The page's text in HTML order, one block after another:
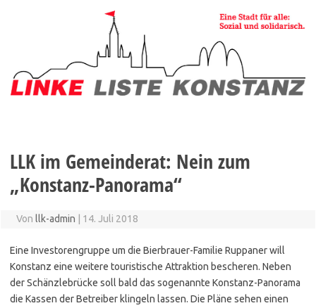
LLK im Gemeinderat: Nein zum
„Konstanz-Panorama“
Von llk-admin 14. Juli 2018
Eine Investorengruppe um die Bierbrauer-Familie Ruppaner will
Konstanz eine weitere touristische Attraktion bescheren. Neben
der Schänzlebrücke soll bald das sogenannte Konstanz-Panorama
die Kassen der Betreiber klingeln lassen. Die Pläne sehen einen